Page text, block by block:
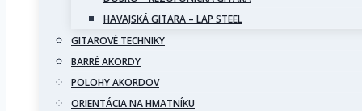
HAVAJSKÁ GITARA – LAP STEEL
GITAROVÉ TECHNIKY
BARRÉ AKORDY
POLOHY AKORDOV
ORIENTÁCIA NA HMATNÍKU